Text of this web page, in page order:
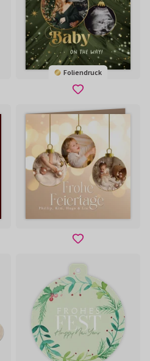
Foliendruck